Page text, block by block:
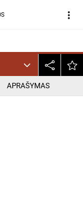
more_vert
APRAŠYMAS